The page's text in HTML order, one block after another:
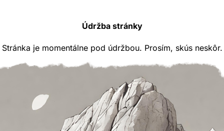
Údržba stránky
Stránka je momentálne pod údržbou. Prosím, skús neskôr.